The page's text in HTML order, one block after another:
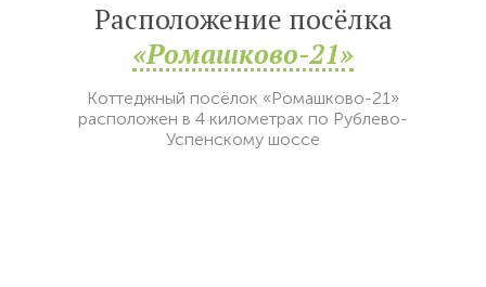
Расположение посёлка
«Ромашково-21»
Коттеджный посёлок «Ромашково-21»
расположен в 4 километрах по Рублево-
Успенскому шоссе